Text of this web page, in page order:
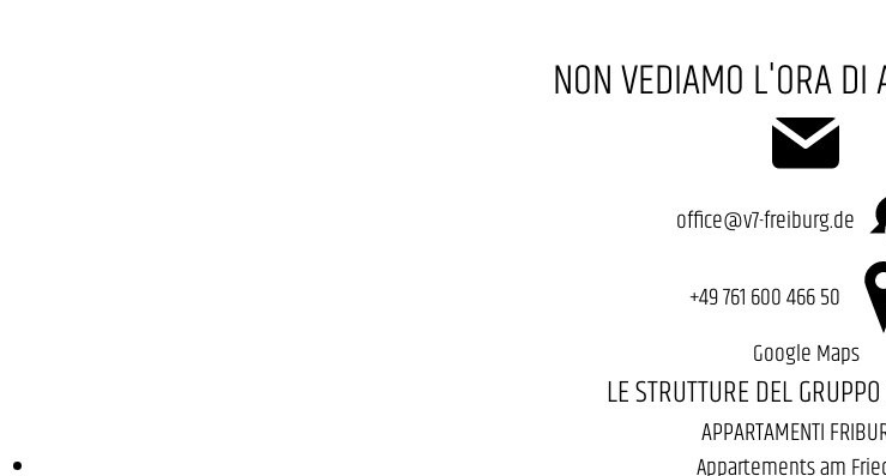
NON VEDIAMO L'ORA DI
office@v7-freiburg.de
+49 761 600 466 50
Google Maps
LE STRUTTURE DEL
APPARTAMENTI
Appartements am